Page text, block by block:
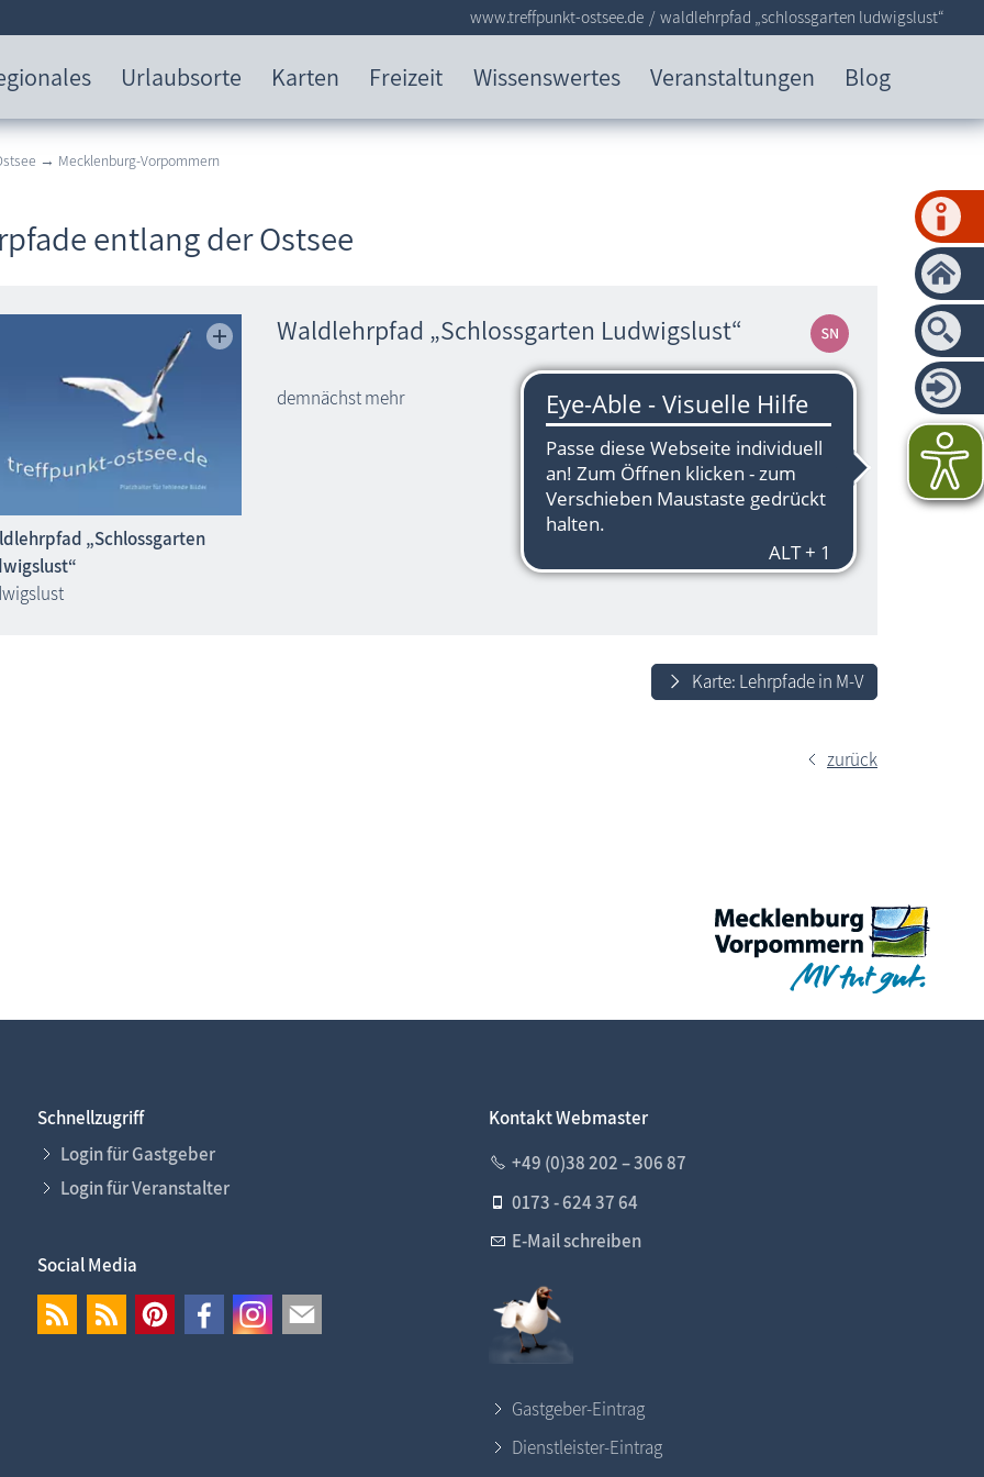
Urlaubsorte Karten Freizeit Wissenswertes Veranstaltungen Blog
www.treffpunkt-ostsee.de waldlehrpfad „schlossgarten ludwigslust“
→ Mecklenburg-Vorpommern
entlang der Ostsee
„Schlossgarten
Waldlehrpfad „Schlossgarten Ludwigslust“
demnächst mehr
Karte: Lehrpfade in M-V
zurück
Schnellzugriff
Login für Gastgeber
Login für Veranstalter
Social Media
Kontakt Webmaster
+49 (0)38 202 – 306 87
0173 - 624 37 64
E-Mail schreiben
Gastgeber-Eintrag
Dienstleister-Eintrag